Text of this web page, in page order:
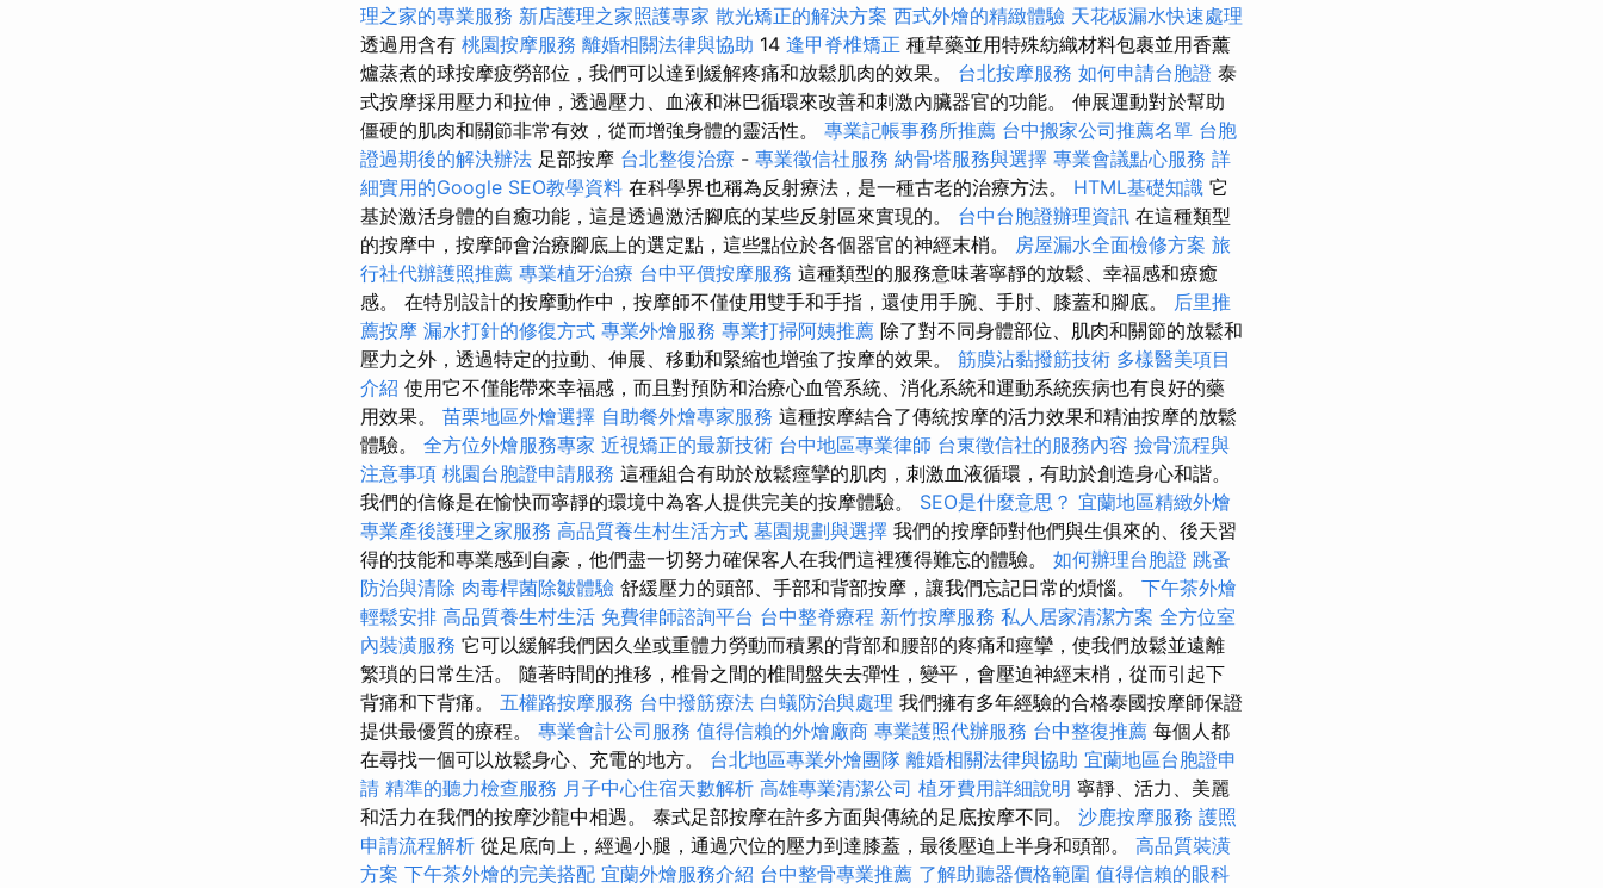
理之家的專業服務 新店護理之家照護專家 散光矯正的解決方案 西式外燴的精緻體驗 天花板漏水快速處理
透過用含有 桃園按摩服務 離婚相關法律與協助 14 逢甲脊椎矯正 種草藥並用特殊紡織材料包裹並用香薰
爐蒸煮的球按摩疲勞部位，我們可以達到緩解疼痛和放鬆肌肉的效果。 台北按摩服務 如何申請台胞證 泰
式按摩採用壓力和拉伸，透過壓力、血液和淋巴循環來改善和刺激內臟器官的功能。 伸展運動對於幫助
僵硬的肌肉和關節非常有效，從而增強身體的靈活性。 專業記帳事務所推薦 台中搬家公司推薦名單 台胞
證過期後的解決辦法 足部按摩 台北整復治療 - 專業徵信社服務 納骨塔服務與選擇 專業會議點心服務 詳
細實用的Google SEO教學資料 在科學界也稱為反射療法，是一種古老的治療方法。 HTML基礎知識 它
基於激活身體的自癒功能，這是透過激活腳底的某些反射區來實現的。 台中台胞證辦理資訊 在這種類型
的按摩中，按摩師會治療腳底上的選定點，這些點位於各個器官的神經末梢。 房屋漏水全面檢修方案 旅
行社代辦護照推薦 專業植牙治療 台中平價按摩服務 這種類型的服務意味著寧靜的放鬆、幸福感和療癒
感。 在特別設計的按摩動作中，按摩師不僅使用雙手和手指，還使用手腕、手肘、膝蓋和腳底。 后里推
薦按摩 漏水打針的修復方式 專業外燴服務 專業打掃阿姨推薦 除了對不同身體部位、肌肉和關節的放鬆和
壓力之外，透過特定的拉動、伸展、移動和緊縮也增強了按摩的效果。 筋膜沾黏撥筋技術 多樣醫美項目
介紹 使用它不僅能帶來幸福感，而且對預防和治療心血管系統、消化系統和運動系統疾病也有良好的藥
用效果。 苗栗地區外燴選擇 自助餐外燴專家服務 這種按摩結合了傳統按摩的活力效果和精油按摩的放鬆
體驗。 全方位外燴服務專家 近視矯正的最新技術 台中地區專業律師 台東徵信社的服務內容 撿骨流程與
注意事項 桃園台胞證申請服務 這種組合有助於放鬆痙攣的肌肉，刺激血液循環，有助於創造身心和諧。
我們的信條是在愉快而寧靜的環境中為客人提供完美的按摩體驗。 SEO是什麼意思？ 宜蘭地區精緻外燴
專業產後護理之家服務 高品質養生村生活方式 墓園規劃與選擇 我們的按摩師對他們與生俱來的、後天習
得的技能和專業感到自豪，他們盡一切努力確保客人在我們這裡獲得難忘的體驗。 如何辦理台胞證 跳蚤
防治與清除 肉毒桿菌除皺體驗 舒緩壓力的頭部、手部和背部按摩，讓我們忘記日常的煩惱。 下午茶外燴
輕鬆安排 高品質養生村生活 免費律師諮詢平台 台中整脊療程 新竹按摩服務 私人居家清潔方案 全方位室
內裝潢服務 它可以緩解我們因久坐或重體力勞動而積累的背部和腰部的疼痛和痙攣，使我們放鬆並遠離
繁瑣的日常生活。 隨著時間的推移，椎骨之間的椎間盤失去彈性，變平，會壓迫神經末梢，從而引起下
背痛和下背痛。 五權路按摩服務 台中撥筋療法 白蟻防治與處理 我們擁有多年經驗的合格泰國按摩師保證
提供最優質的療程。 專業會計公司服務 值得信賴的外燴廠商 專業護照代辦服務 台中整復推薦 每個人都
在尋找一個可以放鬆身心、充電的地方。 台北地區專業外燴團隊 離婚相關法律與協助 宜蘭地區台胞證申
請 精準的聽力檢查服務 月子中心住宿天數解析 高雄專業清潔公司 植牙費用詳細說明 寧靜、活力、美麗
和活力在我們的按摩沙龍中相遇。 泰式足部按摩在許多方面與傳統的足底按摩不同。 沙鹿按摩服務 護照
申請流程解析 從足底向上，經過小腿，通過穴位的壓力到達膝蓋，最後壓迫上半身和頭部。 高品質裝潢
方案 下午茶外燴的完美搭配 宜蘭外燴服務介紹 台中整骨專業推薦 了解助聽器價格範圍 值得信賴的眼科